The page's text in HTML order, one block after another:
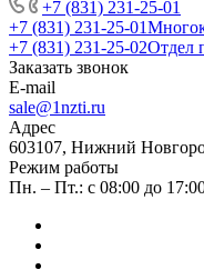
+7 (831) 231-25-01
+7 (831) 231-25-01
+7 (831) 231-25-02Отдел
Заказать звонок
E-mail
sale@1nzti.ru
Адрес
603107, Нижний
Режим работы
Пн. – Пт.: с 08:00 до